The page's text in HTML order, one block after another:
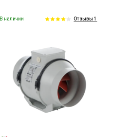
В наличии Отзывы 1